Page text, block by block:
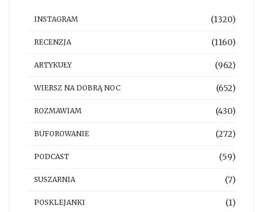
INSTAGRAM (1320)
RECENZJA (1160)
ARTYKUŁY (962)
WIERSZ NA DOBRĄ NOC (652)
ROZMAWIAM (430)
BUFOROWANIE (272)
PODCAST (59)
SUSZARNIA (7)
POSKLEJANKI (1)